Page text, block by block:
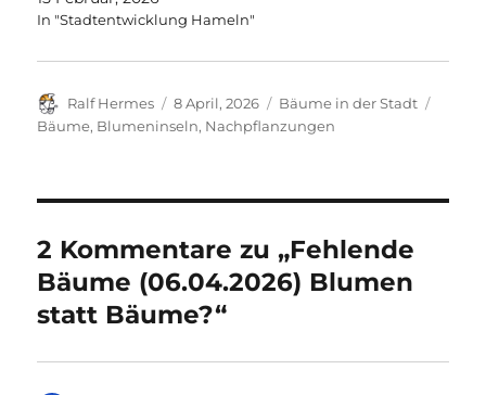
In "Stadtentwicklung Hameln"
Autor
Ralf Hermes
Veröffentlicht
am
8 April, 2026 Kategorien
Bäume in der Stadt
Bäume, Blumeninseln, Nachpflanzungen
2 Kommentare zu „Fehlende
Bäume (06.04.2026) Blumen
statt Bäume?“